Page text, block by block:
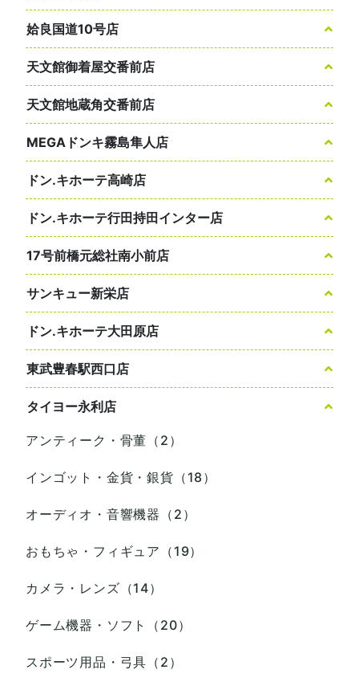
姶良国道10号店
天文館御着屋交番前店
天文館地蔵角交番前店
MEGAドンキ霧島隼人店
ドン.キホーテ高崎店
ドン.キホーテ行田持田インター店
17号前橋元総社南小前店
サンキュー新栄店
ドン.キホーテ大田原店
東武豊春駅西口店
タイヨー永利店
アンティーク・骨董（2）
インゴット・金貨・銀貨（18）
オーディオ・音響機器（2）
おもちゃ・フィギュア（19）
カメラ・レンズ（14）
ゲーム機器・ソフト（20）
スポーツ用品・弓具（2）